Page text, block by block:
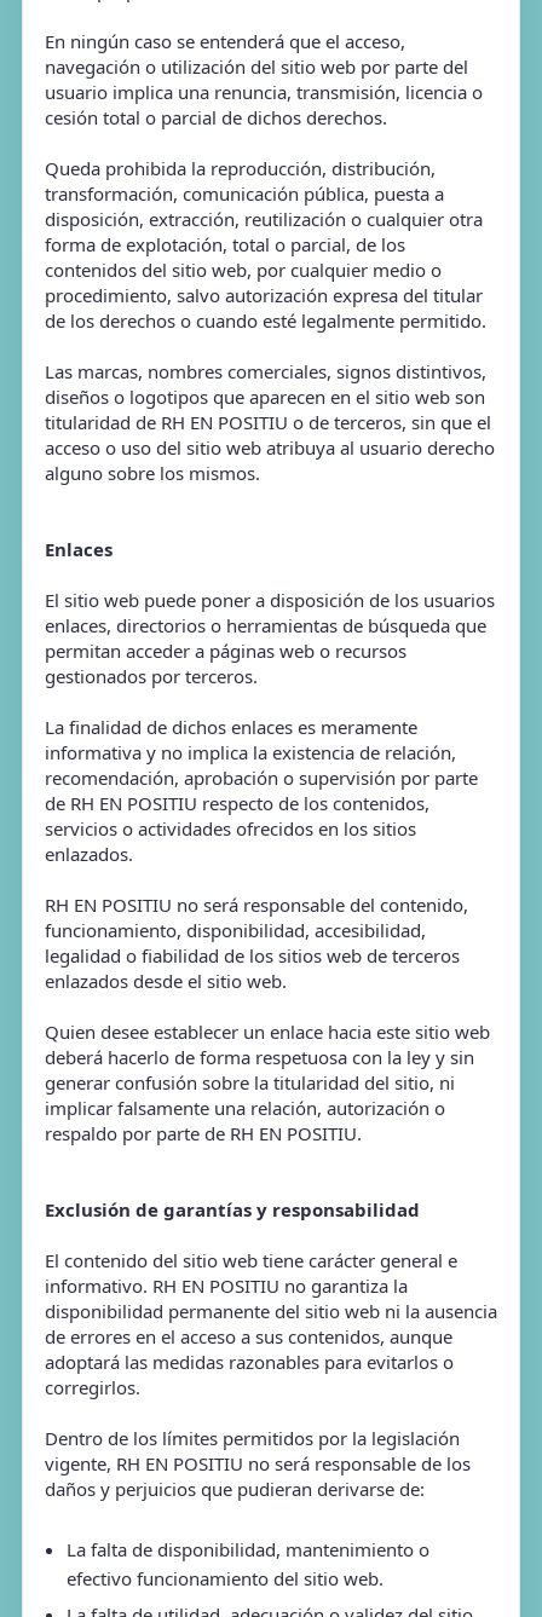
En ningún caso se entenderá que el acceso,
navegación o utilización del sitio web por parte del
usuario implica una renuncia, transmisión, licencia o
cesión total o parcial de dichos derechos.
Queda prohibida la reproducción, distribución,
transformación, comunicación pública, puesta a
disposición, extracción, reutilización o cualquier otra
forma de explotación, total o parcial, de los
contenidos del sitio web, por cualquier medio o
procedimiento, salvo autorización expresa del titular
de los derechos o cuando esté legalmente permitido.
Las marcas, nombres comerciales, signos distintivos,
diseños o logotipos que aparecen en el sitio web son
titularidad de RH EN POSITIU o de terceros, sin que el
acceso o uso del sitio web atribuya al usuario derecho
alguno sobre los mismos.
Enlaces
El sitio web puede poner a disposición de los usuarios
enlaces, directorios o herramientas de búsqueda que
permitan acceder a páginas web o recursos
gestionados por terceros.
La finalidad de dichos enlaces es meramente
informativa y no implica la existencia de relación,
recomendación, aprobación o supervisión por parte
de RH EN POSITIU respecto de los contenidos,
servicios o actividades ofrecidos en los sitios
enlazados.
RH EN POSITIU no será responsable del contenido,
funcionamiento, disponibilidad, accesibilidad,
legalidad o fiabilidad de los sitios web de terceros
enlazados desde el sitio web.
Quien desee establecer un enlace hacia este sitio web
deberá hacerlo de forma respetuosa con la ley y sin
generar confusión sobre la titularidad del sitio, ni
implicar falsamente una relación, autorización o
respaldo por parte de RH EN POSITIU.
Exclusión de garantías y responsabilidad
El contenido del sitio web tiene carácter general e
informativo. RH EN POSITIU no garantiza la
disponibilidad permanente del sitio web ni la ausencia
de errores en el acceso a sus contenidos, aunque
adoptará las medidas razonables para evitarlos o
corregirlos.
Dentro de los límites permitidos por la legislación
vigente, RH EN POSITIU no será responsable de los
daños y perjuicios que pudieran derivarse de:
La falta de disponibilidad, mantenimiento o
efectivo funcionamiento del sitio web.